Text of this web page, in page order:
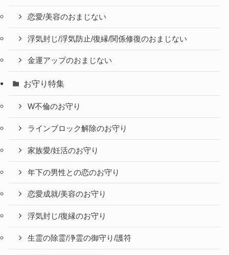
恋愛/美容のおまじない
浮気封じ/浮気防止/復縁/関係修復のおまじない
金運アップのおまじない
お守り特集
W不倫のお守り
ラインブロック解除のお守り
家族愛/妊活のお守り
年下の男性との恋のお守り
恋愛成就/美容のお守り
浮気封じ/復縁のお守り
生霊の除霊/浄霊の御守り/護符